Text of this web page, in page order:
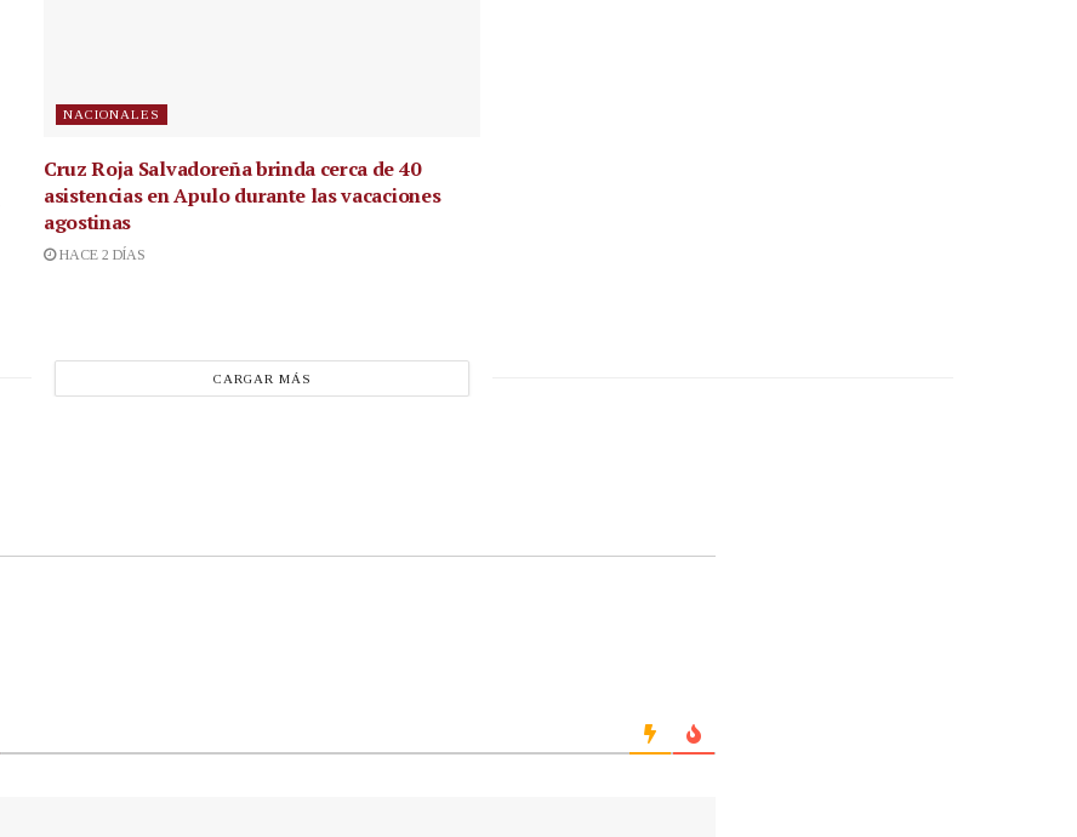
NACIONALES
Cruz Roja Salvadoreña brinda cerca de 40
asistencias en Apulo durante las vacaciones
agostinas
HACE 2 DÍAS
CARGAR MÁS